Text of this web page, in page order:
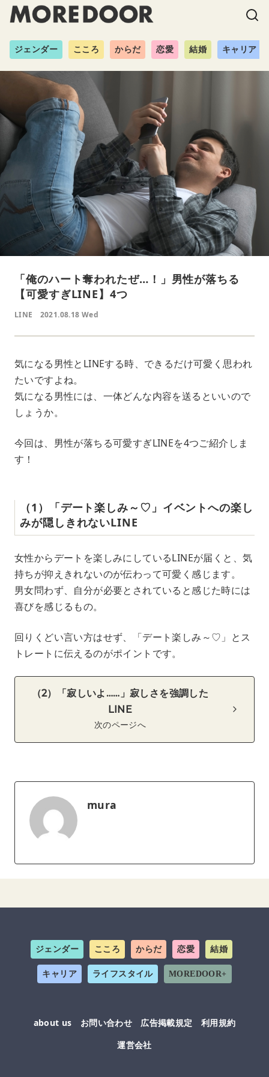
ジェンダー こころ からだ 恋愛 結婚 キャリア
「俺のハート奪われたぜ…！」男性が落ちる
【可愛すぎLINE】4つ
LINE 2021.08.18 Wed
気になる男性とLINEする時、できるだけ可愛く思われ
たいですよね。
気になる男性には、一体どんな内容を送るといいので
しょうか。
今回は、男性が落ちる可愛すぎLINEを4つご紹介しま
す！
（1）「デート楽しみ～♡」イベントへの楽し
みが隠しきれないLINE
女性からデートを楽しみにしているLINEが届くと、気
持ちが抑えきれないのが伝わって可愛く感じます。
男女問わず、自分が必要とされていると感じた時には
喜びを感じるもの。
回りくどい言い方はせず、「デート楽しみ～♡」とス
トレートに伝えるのがポイントです。
（2）「寂しいよ……」寂しさを強調した
LINE
次のページへ
mura
ジェンダー こころ からだ 恋愛 結婚
キャリア ライフスタイル MOREDOOR+
about us お問い合わせ 広告掲載規定
利用規約
運営会社